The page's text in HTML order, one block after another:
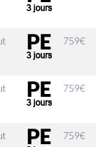
759€
759€
759€